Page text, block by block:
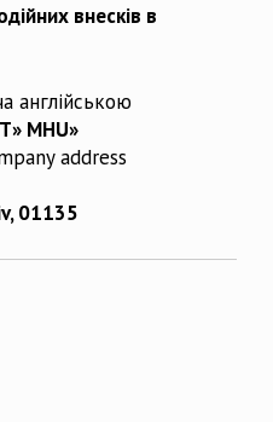
внесків в
англійською
MHU»
address
01135